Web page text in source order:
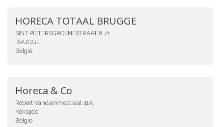
HORECA TOTAAL BRUGGE
SINT PIETERSGROENESTRAAT 8 /1
BRUGGE
België
Horeca & Co
Robert Vandammestraat 41A
Koksijde
België